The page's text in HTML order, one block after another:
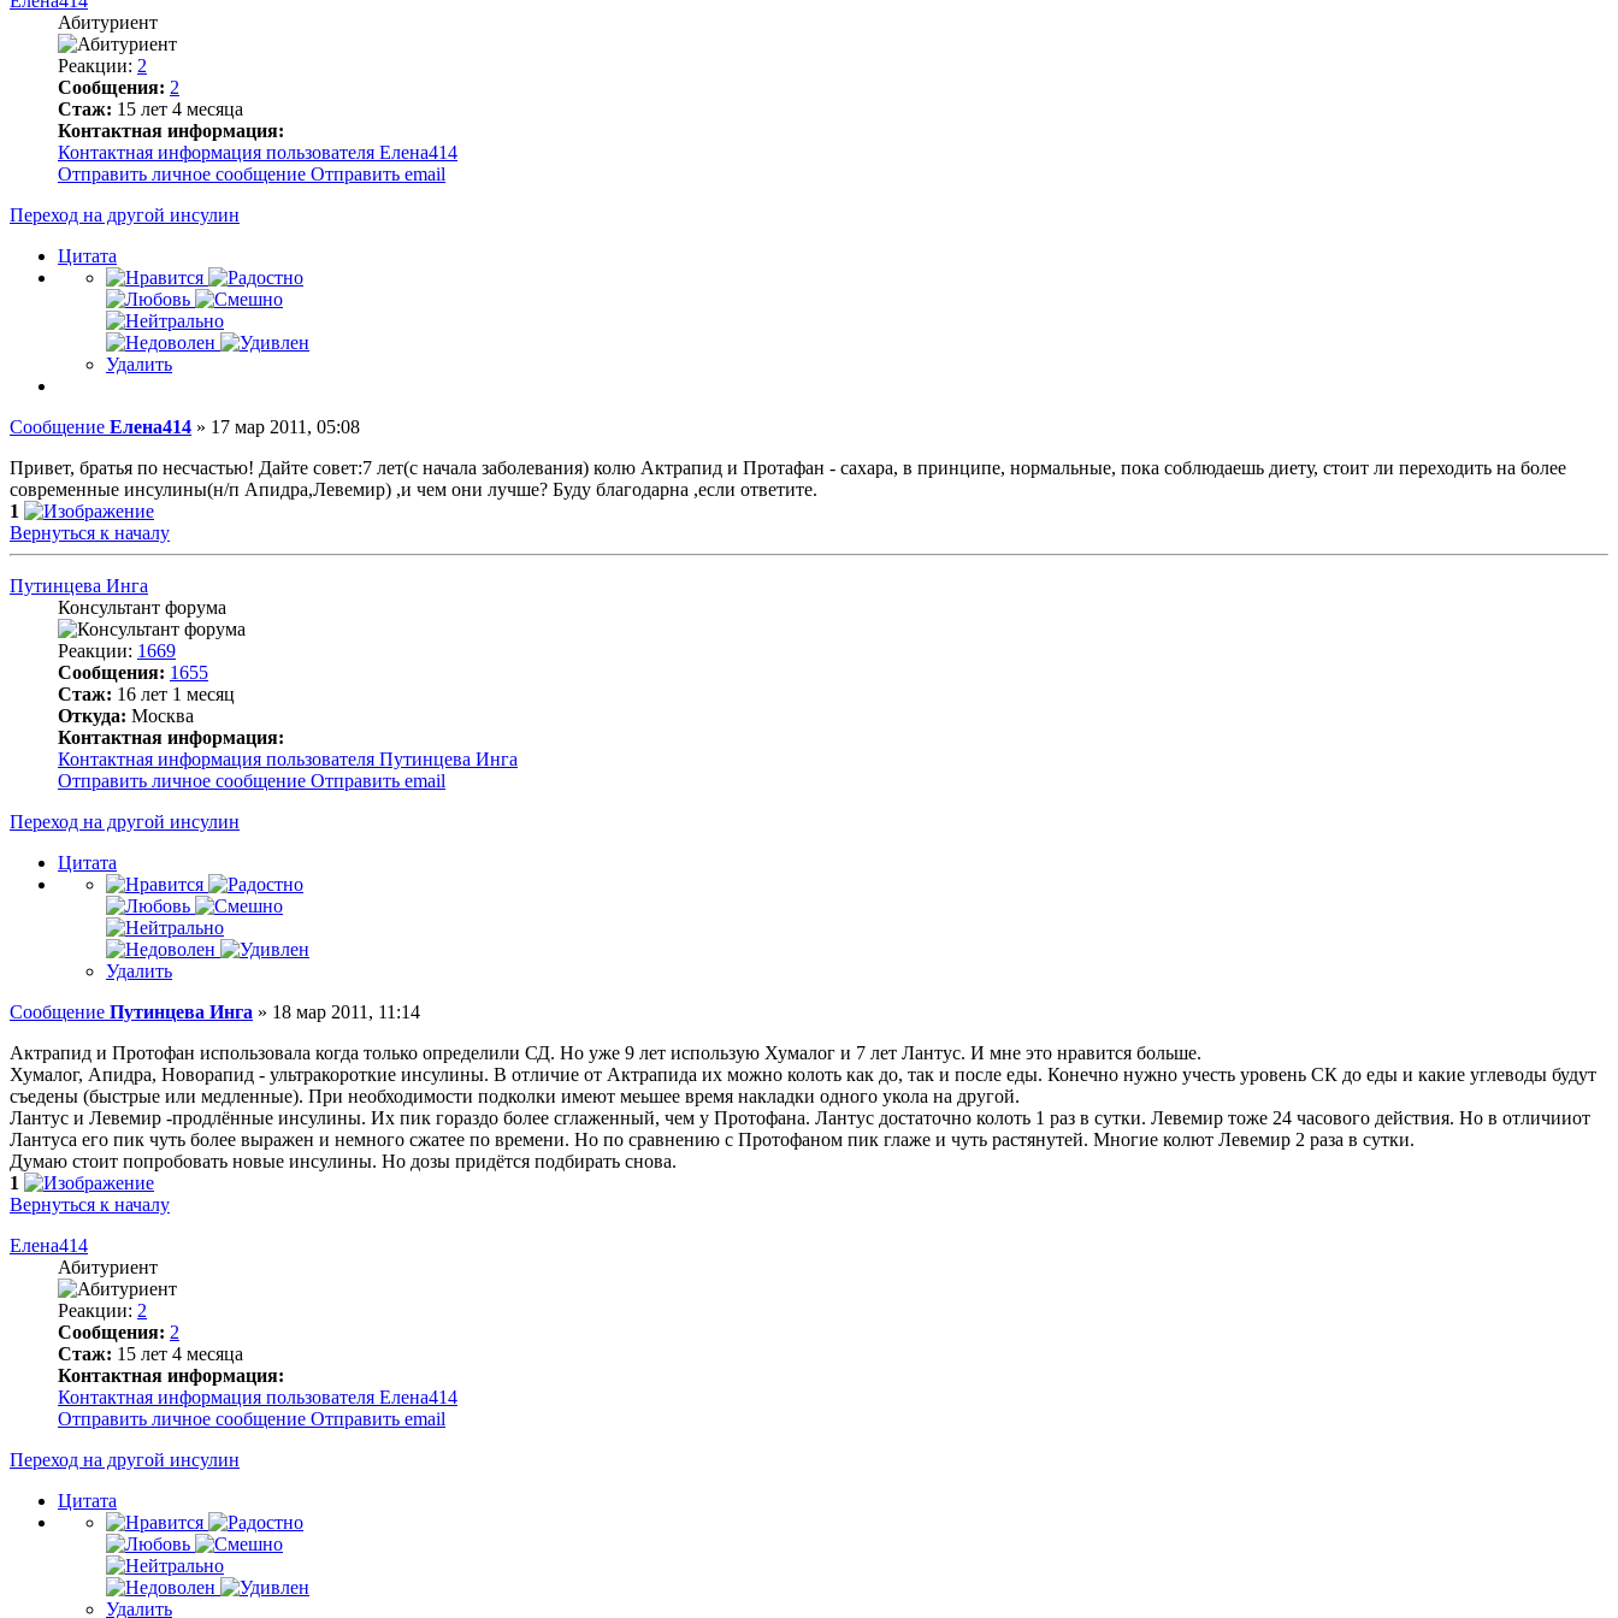
Абитуриент
Реакции: 2
Сообщения: 2
Стаж: 15 лет 4 месяца
Контактная информация:
Контактная информация пользователя Елена414
Отправить личное сообщение Отправить email
Переход на другой инсулин
Цитата
Удалить
Сообщение Елена414 » 17 мар 2011, 05:08
Привет, братья по несчастью! Дайте совет:7 лет(с начала заболевания) колю Актрапид и Протафан - сахара, в принципе, нормальные, пока соблюдаешь диету, стоит ли переходить на более
современные инсулины(н/п Апидра,Левемир) ,и чем они лучше? Буду благодарна ,если ответите.
1
Вернуться к началу
Путинцева Инга
Консультант форума
Реакции: 1669
Сообщения: 1655
Стаж: 16 лет 1 месяц
Откуда: Москва
Контактная информация:
Контактная информация пользователя Путинцева Инга
Отправить личное сообщение Отправить email
Переход на другой инсулин
Цитата
Удалить
Сообщение Путинцева Инга » 18 мар 2011, 11:14
Актрапид и Протофан использовала когда только определили СД. Но уже 9 лет использую Хумалог и 7 лет Лантус. И мне это нравится больше.
Хумалог, Апидра, Новорапид - ультракороткие инсулины. В отличие от Актрапида их можно колоть как до, так и после еды. Конечно нужно учесть уровень СК до еды и какие углеводы будут
съедены (быстрые или медленные). При необходимости подколки имеют меьшее время накладки одного укола на другой.
Лантус и Левемир -продлённые инсулины. Их пик гораздо более сглаженный, чем у Протофана. Лантус достаточно колоть 1 раз в сутки. Левемир тоже 24 часового действия. Но в отличииот
Лантуса его пик чуть более выражен и немного сжатее по времени. Но по сравнению с Протофаном пик глаже и чуть растянутей. Многие колют Левемир 2 раза в сутки.
Думаю стоит попробовать новые инсулины. Но дозы придётся подбирать снова.
1
Вернуться к началу
Елена414
Абитуриент
Реакции: 2
Сообщения: 2
Стаж: 15 лет 4 месяца
Контактная информация:
Контактная информация пользователя Елена414
Отправить личное сообщение Отправить email
Переход на другой инсулин
Цитата
Удалить